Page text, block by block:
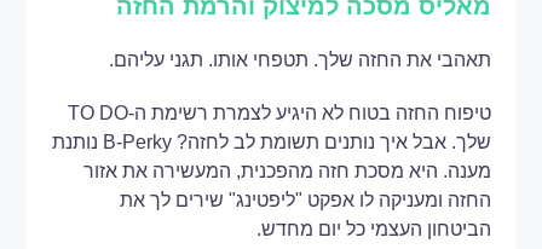
מאליס מסכה למיצוק והרמת החזה
תאהבי את החזה שלך. תטפחי אותו. תגני עליהם.
שלך. אבל איך נותנים תשומת לב לחזה? B-Perky נותנת
מענה. היא מסכת חזה מהפכנית, המעשירה את אזור
החזה ומעניקה לו אפקט "ליפטינג" שירים לך את
הביטחון העצמי כל יום מחדש.